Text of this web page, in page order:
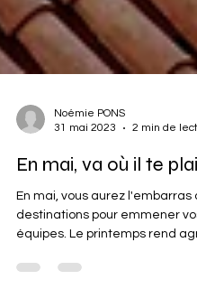
31 mai 2023
2 min de
En mai, va où il te
En mai, vous aurez l'embarras
équipes. Le printemps rend